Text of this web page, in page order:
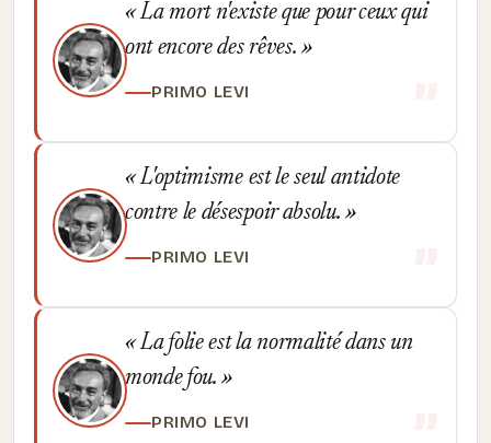
La mort n'existe que pour ceux qui
ont encore des rêves.
PRIMO LEVI
L'optimisme est le seul antidote
contre le désespoir absolu.
PRIMO LEVI
La folie est la normalité dans un
monde fou.
PRIMO LEVI